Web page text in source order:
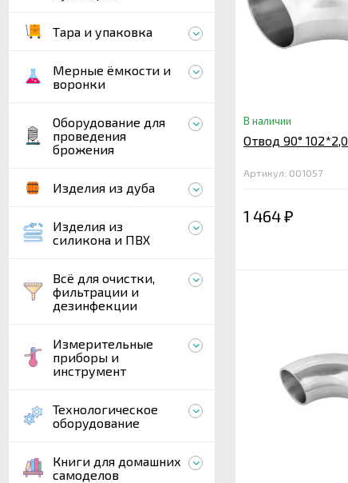
Тара и упаковка
Мерные ёмкости и
воронки
Оборудование для
проведения
брожения
Изделия из дуба
Изделия из
силикона и ПВХ
Всё для очистки,
фильтрации и
дезинфекции
Измерительные
приборы и
инструмент
Технологическое
оборудование
Книги для домашних
самоделов
В наличии
Отвод 90°
Артикул: 001057
1 464 ₽